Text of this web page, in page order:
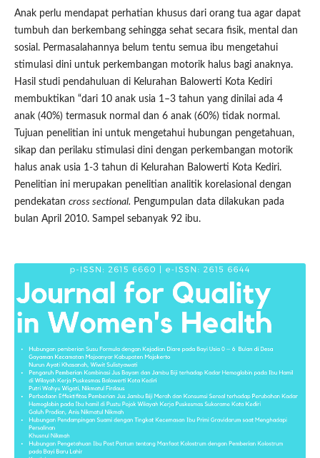
Anak perlu mendapat perhatian khusus dari orang tua agar dapat
tumbuh dan berkembang sehingga sehat secara fisik, mental dan
sosial. Permasalahannya belum tentu semua ibu mengetahui
stimulasi dini untuk perkembangan motorik halus bagi anaknya.
Hasil studi pendahuluan di Kelurahan Balowerti Kota Kediri
membuktikan “dari 10 anak usia 1–3 tahun yang dinilai ada 4
anak (40%) termasuk normal dan 6 anak (60%) tidak normal.
Tujuan penelitian ini untuk mengetahui hubungan pengetahuan,
sikap dan perilaku stimulasi dini dengan perkembangan motorik
halus anak usia 1-3 tahun di Kelurahan Balowerti Kota Kediri.
Penelitian ini merupakan penelitian analitik korelasional dengan
pendekatan cross sectional. Pengumpulan data dilakukan pada
bulan April 2010. Sampel sebanyak 92 ibu.